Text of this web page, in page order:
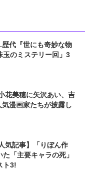
代『世にも奇妙な物
玉のミステリー回」3
花美穂に矢沢あい、吉
漫画家たちが披露し
気記事】「りぼん作
「主要キャラの死」
ト3!